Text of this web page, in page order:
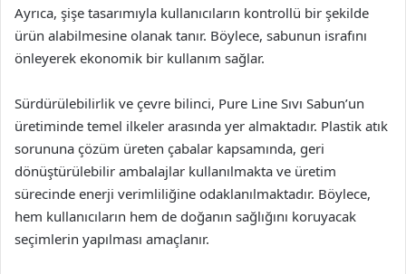
Ayrıca, şişe tasarımıyla kullanıcıların kontrollü bir şekilde
ürün alabilmesine olanak tanır. Böylece, sabunun israfını
önleyerek ekonomik bir kullanım sağlar.
Sürdürülebilirlik ve çevre bilinci, Pure Line Sıvı Sabun’un
üretiminde temel ilkeler arasında yer almaktadır. Plastik atık
sorununa çözüm üreten çabalar kapsamında, geri
dönüştürülebilir ambalajlar kullanılmakta ve üretim
sürecinde enerji verimliliğine odaklanılmaktadır. Böylece,
hem kullanıcıların hem de doğanın sağlığını koruyacak
seçimlerin yapılması amaçlanır.